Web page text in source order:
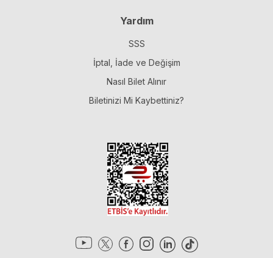
Yardım
SSS
İptal, İade ve Değişim
Nasıl Bilet Alınır
Biletinizi Mi Kaybettiniz?